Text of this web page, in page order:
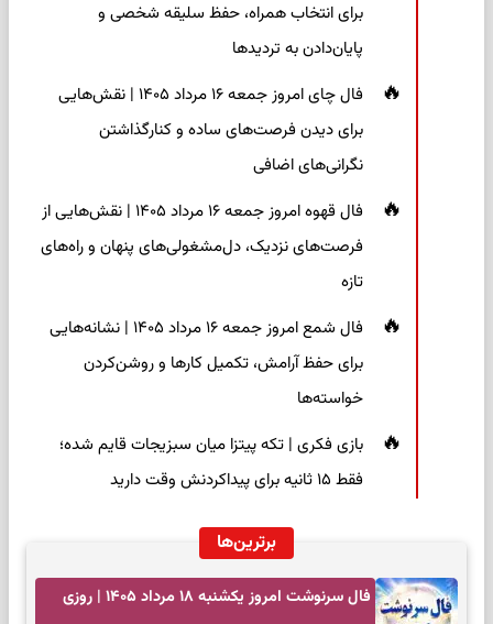
برای انتخاب همراه، حفظ سلیقه شخصی و
پایان‌دادن به تردیدها
فال چای امروز جمعه ۱۶ مرداد ۱۴۰۵ | نقش‌هایی
برای دیدن فرصت‌های ساده و کنارگذاشتن
نگرانی‌های اضافی
فال قهوه امروز جمعه ۱۶ مرداد ۱۴۰۵ | نقش‌هایی از
فرصت‌های نزدیک، دل‌مشغولی‌های پنهان و راه‌های
تازه
فال شمع امروز جمعه ۱۶ مرداد ۱۴۰۵ | نشانه‌هایی
برای حفظ آرامش، تکمیل کارها و روشن‌کردن
خواسته‌ها
بازی فکری | تکه پیتزا میان سبزیجات قایم شده؛
فقط ۱۵ ثانیه برای پیداکردنش وقت دارید
برترین‌ها
فال سرنوشت امروز یکشنبه ۱۸ مرداد ۱۴۰۵ | روزی